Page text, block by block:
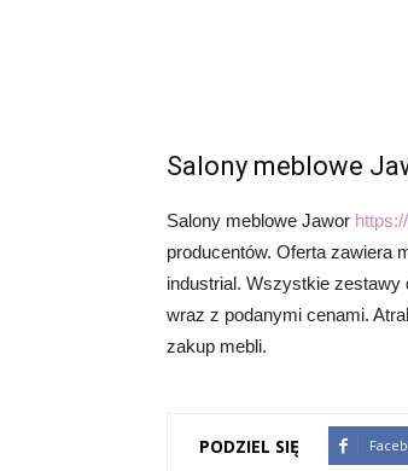
Salony meblowe
Salony meblowe Jawor
producentów. Oferta zawiera
industrial. Wszystkie zestawy
wraz z podanymi cenami.
zakup mebli.
PODZIEL SIĘ